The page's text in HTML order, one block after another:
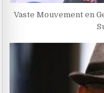
Vaste Mouvement en